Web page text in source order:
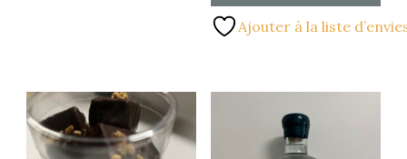
Ajouter à la liste